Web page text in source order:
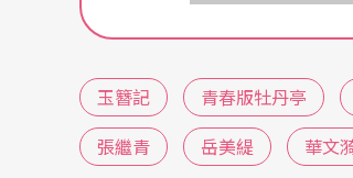
員」，把即將消失的事物，重
再接再厲二部曲，不信崑曲青
玉簪記 青春版牡丹亭
張繼青
岳美緹 華文